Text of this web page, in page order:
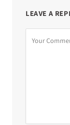
LEAVE A